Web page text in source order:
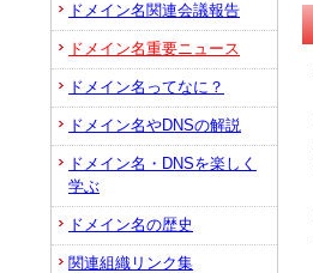
ドメイン名関連会議報告
ドメイン名重要ニュース
ドメイン名ってなに？
ドメイン名やDNSの解説
ドメイン名・DNSを楽しく
学ぶ
ドメイン名の歴史
関連組織リンク集